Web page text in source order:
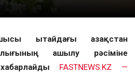
Қытайдағы Қазақстан
ашылу рәсіміне
FASTNEWS.KZ —